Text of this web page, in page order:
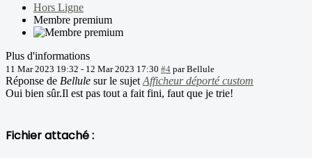
Hors Ligne
Membre premium
Plus d'informations
11 Mar 2023 19:32 - 12 Mar 2023 17:30 #4 parBellule
Réponse de Bellule sur le sujet Afficheur déporté custom
Oui bien sûr.Il est pas tout a fait fini, faut que je trie!
Fichier attaché :